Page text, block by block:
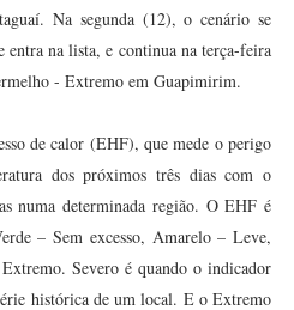
Na segunda (12), o cenário se
na lista, e continua na terça-feira
- Extremo em Guapimirim.
de calor (EHF), que mede o perigo
dos próximos três dias com o
numa determinada região. O EHF é
– Sem excesso, Amarelo – Leve,
Severo é quando o indicador
histórica de um local. E o Extremo